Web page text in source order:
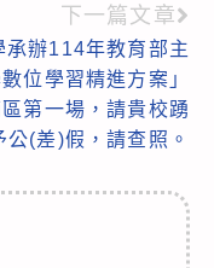
下一篇文章
承辦114年教育部主
位學習精進方案」
第一場，請貴校踴
(差)假，請查照。